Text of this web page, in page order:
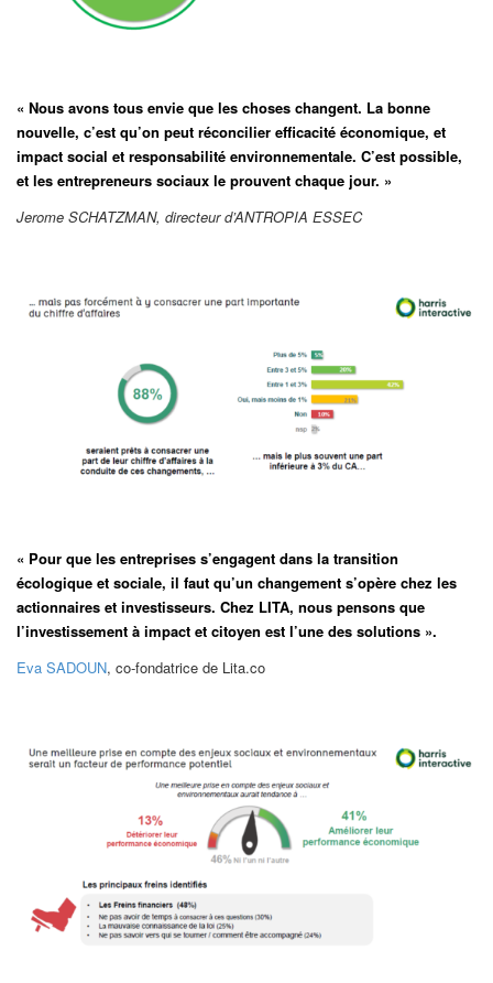
« Nous avons tous envie que les choses changent. La bonne
nouvelle, c’est qu’on peut réconcilier efficacité économique, et
impact social et responsabilité environnementale. C’est possible,
et les entrepreneurs sociaux le prouvent chaque jour. »
Jerome SCHATZMAN, directeur d’ANTROPIA ESSEC
« Pour que les entreprises s’engagent dans la transition
écologique et sociale, il faut qu’un changement s’opère chez les
actionnaires et investisseurs. Chez LITA, nous pensons que
l’investissement à impact et citoyen est l’une des solutions ».
Eva SADOUN, co-fondatrice de Lita.co